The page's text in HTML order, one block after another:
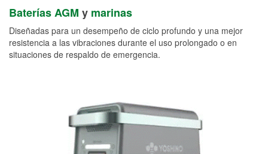
Baterías AGM y marinas
Diseñadas para un desempeño de ciclo profundo y una mejor
resistencia a las vibraciones durante el uso prolongado o en
situaciones de respaldo de emergencia.